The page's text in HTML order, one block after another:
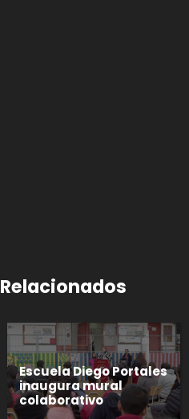
Relacionados
Escuela Diego Portales
inaugura mural
colaborativo